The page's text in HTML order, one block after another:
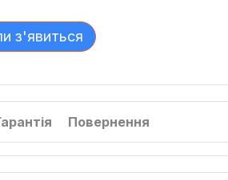
з'явиться
Повернення